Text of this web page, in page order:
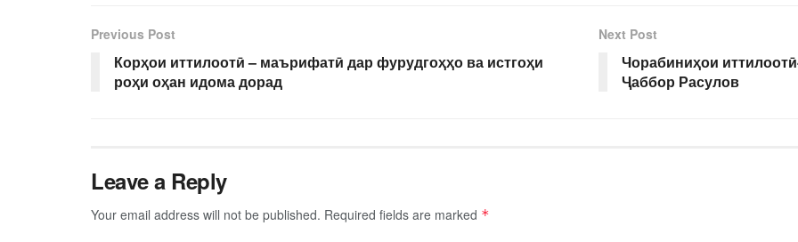
Previous Post
Корҳои иттилоотӣ – маърифатӣ дар фурудгоҳҳо ва истгоҳи
роҳи оҳан идома дорад
Next Post
Чорабиниҳои
Ҷаббор Расулов
Leave a Reply
Your email address will not be published. Required fields are marked *